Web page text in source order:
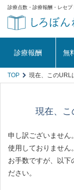
診療点数・診療報酬・レセ
診療報酬 無
TOP 現在、このURL
現在、こ
申し訳ございません
使用しておりません。
お手数ですが、以下
ださい。